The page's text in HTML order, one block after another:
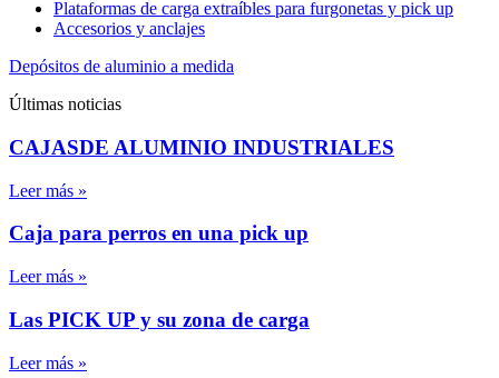
Plataformas de carga extraíbles para furgonetas y pick up
Accesorios y anclajes
Depósitos de aluminio a medida
Últimas noticias
CAJASDE ALUMINIO INDUSTRIALES
Leer más »
Caja para perros en una pick up
Leer más »
Las PICK UP y su zona de carga
Leer más »